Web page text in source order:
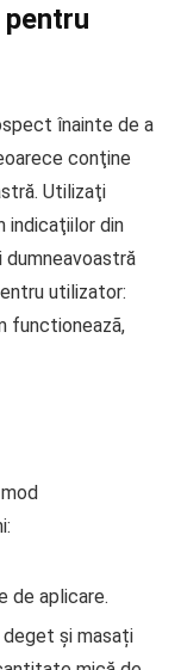
înainte de a
conţine
Utilizaţi
indicaţiilor din
utilizator:
functioneazã,
de aplicare.
și masați